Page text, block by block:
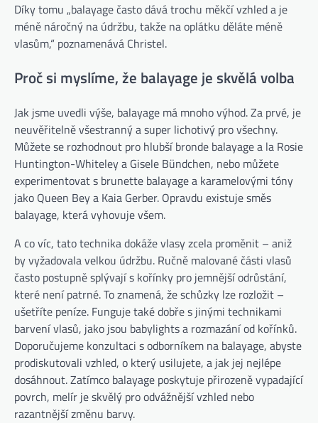
Díky tomu „balayage často dává trochu měkčí vzhled a je
méně náročný na údržbu, takže na oplátku děláte méně
vlasům,“ poznamenává Christel.
Proč si myslíme, že balayage je skvělá volba
Jak jsme uvedli výše, balayage má mnoho výhod. Za prvé, je
neuvěřitelně všestranný a super lichotivý pro všechny.
Můžete se rozhodnout pro hlubší bronde balayage a la Rosie
Huntington-Whiteley a Gisele Bündchen, nebo můžete
experimentovat s brunette balayage a karamelovými tóny
jako Queen Bey a Kaia Gerber. Opravdu existuje směs
balayage, která vyhovuje všem.
A co víc, tato technika dokáže vlasy zcela proměnit – aniž
by vyžadovala velkou údržbu. Ručně malované části vlasů
často postupně splývají s kořínky pro jemnější odrůstání,
které není patrné. To znamená, že schůzky lze rozložit –
ušetříte peníze. Funguje také dobře s jinými technikami
barvení vlasů, jako jsou babylights a rozmazání od kořínků.
Doporučujeme konzultaci s odborníkem na balayage, abyste
prodiskutovali vzhled, o který usilujete, a jak jej nejlépe
dosáhnout. Zatímco balayage poskytuje přirozeně vypadající
povrch, melír je skvělý pro odvážnější vzhled nebo
razantnější změnu barvy.